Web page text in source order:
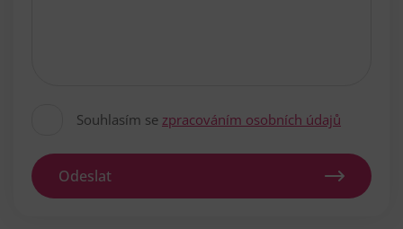
Souhlasím se zpracováním osobních údajů
Odeslat